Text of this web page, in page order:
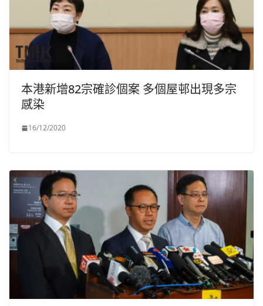
本港新增82宗確診個案 多個屋邨出現多宗
感染
16/12/2020